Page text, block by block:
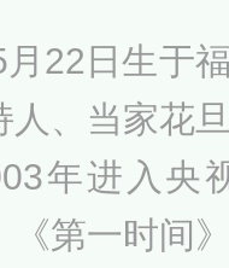
节目主持人
《中华情
22日生于
人、当家花
年进入央
《第一时间